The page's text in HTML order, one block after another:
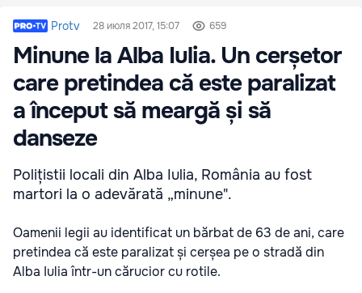
Protv 28 июля 2017, 15:07 659
Minune la Alba Iulia. Un cerșetor
care pretindea că este paralizat
a început să meargă și să
danseze
Polițistii locali din Alba Iulia, România au fost
martori la o adevărată „minune".
Oamenii legii au identificat un bărbat de 63 de ani, care
pretindea că este paralizat și cerșea pe o stradă din
Alba Iulia într-un cărucior cu rotile.